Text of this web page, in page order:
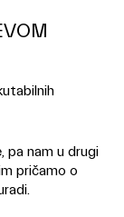
pa nam u drugi
pričamo o